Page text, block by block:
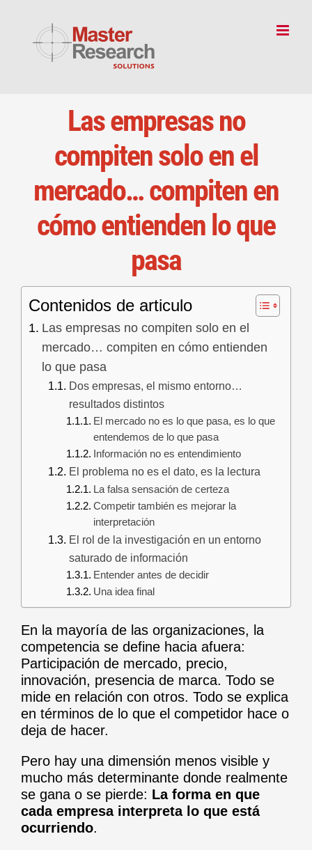
content
Las empresas no
compiten solo en el
mercado… compiten en
cómo entienden lo que
pasa
Contenidos de articulo
Las empresas no compiten solo en el
mercado… compiten en cómo entienden
lo que pasa
Dos empresas, el mismo entorno…
resultados distintos
El mercado no es lo que pasa, es lo que
entendemos de lo que pasa
Información no es entendimiento
El problema no es el dato, es la lectura
La falsa sensación de certeza
Competir también es mejorar la
interpretación
El rol de la investigación en un entorno
saturado de información
Entender antes de decidir
Una idea final
En la mayoría de las organizaciones, la
competencia se define hacia afuera:
Participación de mercado, precio,
innovación, presencia de marca. Todo se
mide en relación con otros. Todo se explica
en términos de lo que el competidor hace o
deja de hacer.
Pero hay una dimensión menos visible y
mucho más determinante donde realmente
se gana o se pierde: La forma en que
cada empresa interpreta lo que está
ocurriendo.